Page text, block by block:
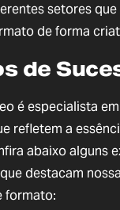
setores
de forma
de
é especialista
refletem a
abaixo alguns
que destacam
formato: